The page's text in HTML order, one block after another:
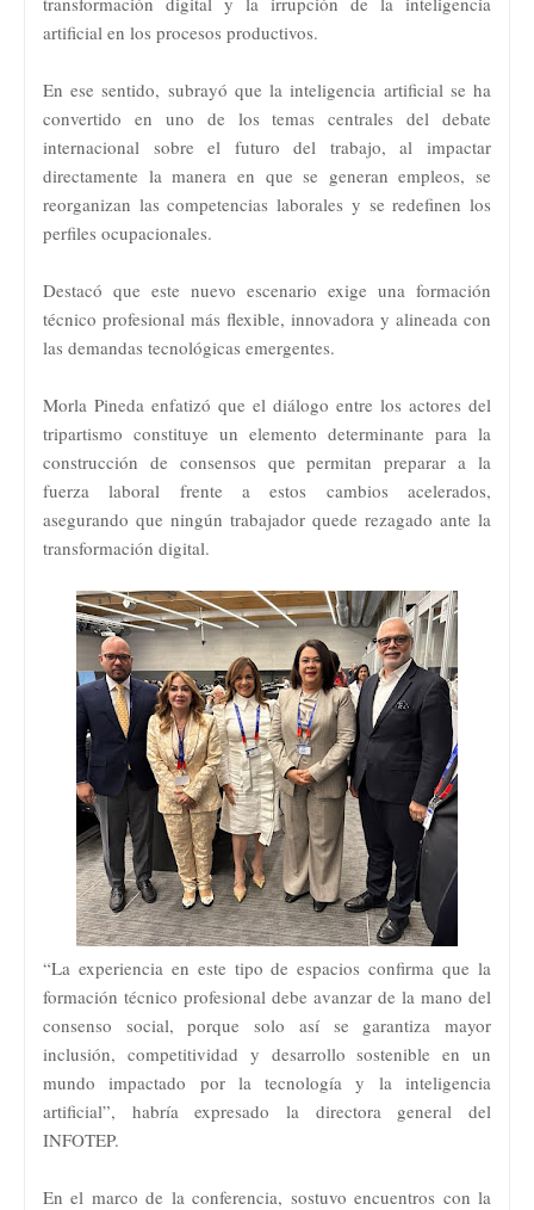
artificial en los procesos productivos.
En ese sentido, subrayó que la inteligencia artificial se ha
convertido en uno de los temas centrales del debate
internacional sobre el futuro del trabajo, al impactar
directamente la manera en que se generan empleos, se
reorganizan las competencias laborales y se redefinen los
perfiles ocupacionales.
Destacó que este nuevo escenario exige una formación
técnico profesional más flexible, innovadora y alineada con
las demandas tecnológicas emergentes.
Morla Pineda enfatizó que el diálogo entre los actores del
tripartismo constituye un elemento determinante para la
construcción de consensos que permitan preparar a la
fuerza laboral frente a estos cambios acelerados,
asegurando que ningún trabajador quede rezagado ante la
transformación digital.
“La experiencia en este tipo de espacios confirma que la
formación técnico profesional debe avanzar de la mano del
consenso social, porque solo así se garantiza mayor
inclusión, competitividad y desarrollo sostenible en un
mundo impactado por la tecnología y la inteligencia
artificial”, habría expresado la directora general del
INFOTEP.
En el marco de la conferencia, sostuvo encuentros con la